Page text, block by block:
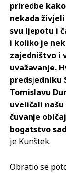
priredbe
nekada
svu ljepotu i
i koliko je
zajedništvo i
uvažavanje.
predsjedniku
Tomislavu
uveličali
čuvanje
bogatstvo
je Kunštek.
Obratio se